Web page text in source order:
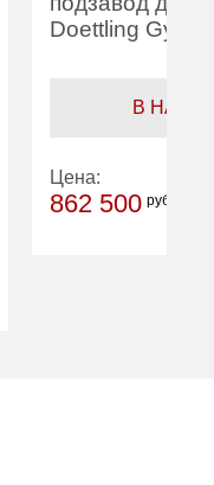
Doettling
В
Цена:
862 500 руб